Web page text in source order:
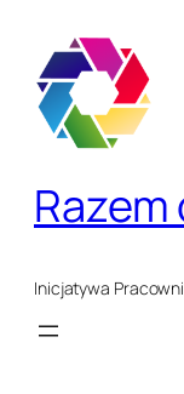
treści
Inicjatywa